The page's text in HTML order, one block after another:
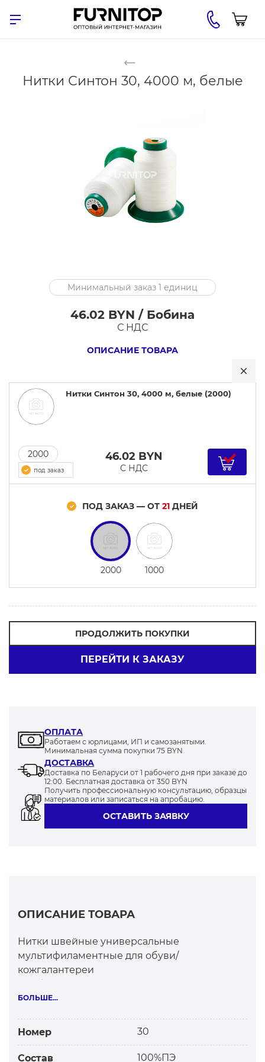
Нитки Синтон 30, 4000 м, белые
Нитки
Синтон
Минимальный заказ 1 единиц
46.02 BYN / Бобина
С НДС
ОПИСАНИЕ ТОВАРА
Нитки Синтон 30, 4000 м, белые (2000)
2000
под заказ
46.02 BYN
С НДС
ПОД ЗАКАЗ — ОТ 21 ДНЕЙ
2000 1000
ПРОДОЛЖИТЬ ПОКУПКИ
ПЕРЕЙТИ К ЗАКАЗУ
ОПЛАТА
Работаем с юрлицами, ИП и самозанятыми.
Минимальная сумма покупки 75 BYN
ДОСТАВКА
Доставка по Беларуси от 1 рабочего дня при заказе до
12:00. Бесплатная доставка от 350 BYN
Получить профессиональную консультацию, образцы
материалов или записаться на апробацию.
ОСТАВИТЬ ЗАЯВКУ
ОПИСАНИЕ ТОВАРА
Нитки швейные универсальные
мультифиламентные для обуви/
кожгалантереи
-структура –тип Л
-глянцевые
Высококачественные нитки Синтон по
сравнению с китайскими, российскими:
БОЛЬШЕ...
Номер 30
Состав 100%ПЭ